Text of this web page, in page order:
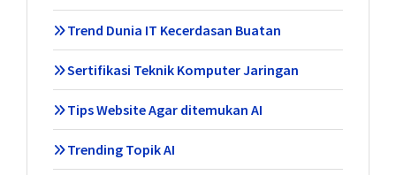
Trend Dunia IT Kecerdasan Buatan
Sertifikasi Teknik Komputer Jaringan
Tips Website Agar ditemukan AI
Trending Topik AI